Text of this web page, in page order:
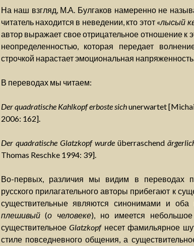
На наш взгляд, М.А. Булгаков намеренно не
читатель находится в неведении, кто этот «лысый
автор выражает свое отрицательное отношение к
неопределенностью, которая передает
строчкой нарастает эмоциональная
В переводах мы читаем:
Der quadratische Kahlkopf erboste sichunerwartet
2006: 162].
Der quadratische Glatzkopf wurdeüberraschend
Thomas Reschke 1994: 39].
Во-первых, различия мы видим в переводах
русского прилагательного авторы прибегают к
существительные являются синонимами и
плешивый(о человеке), но имеется
существительноеGlatzkopfнесет фамильярное
стиле повседневного общения, а